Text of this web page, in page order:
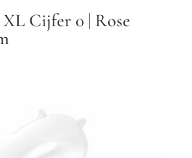
Cijfer 0 | Rose